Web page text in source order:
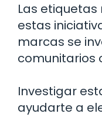
Las
estas
marcas se
comunitarios
Investigar
ayudarte a